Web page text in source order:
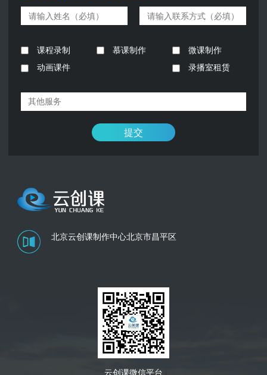
课程录制 慕课制作
微课制作
动画课件
录播室租赁
提交
北京云创课制作中心北京市昌平区
云创课微信平台